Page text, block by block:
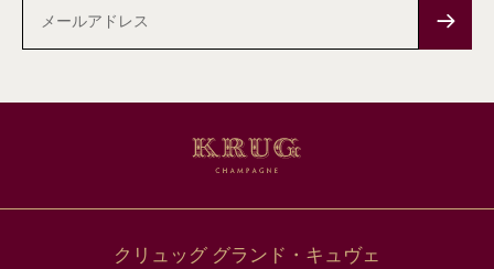
ー
ル
ア
ド
クリュッグ グランド・キュヴェ